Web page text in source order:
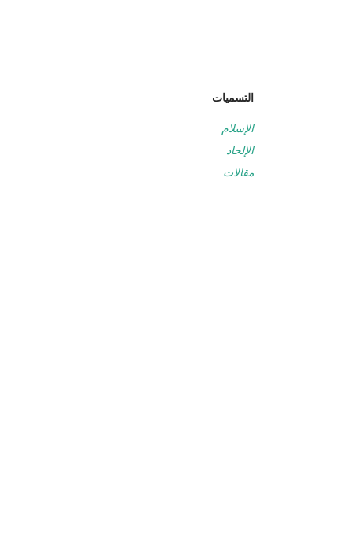
التسميات
الإسلام
الإلحاد
مقالات